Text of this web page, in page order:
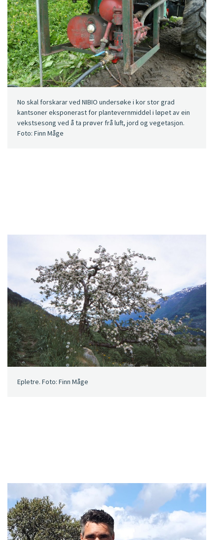
No skal forskarar ved NIBIO undersøke i kor stor grad
kantsoner eksponerast for plantevernmiddel i løpet av ein
vekstsesong ved å ta prøver frå luft, jord og vegetasjon.
Foto: Finn Måge
Epletre. Foto: Finn Måge